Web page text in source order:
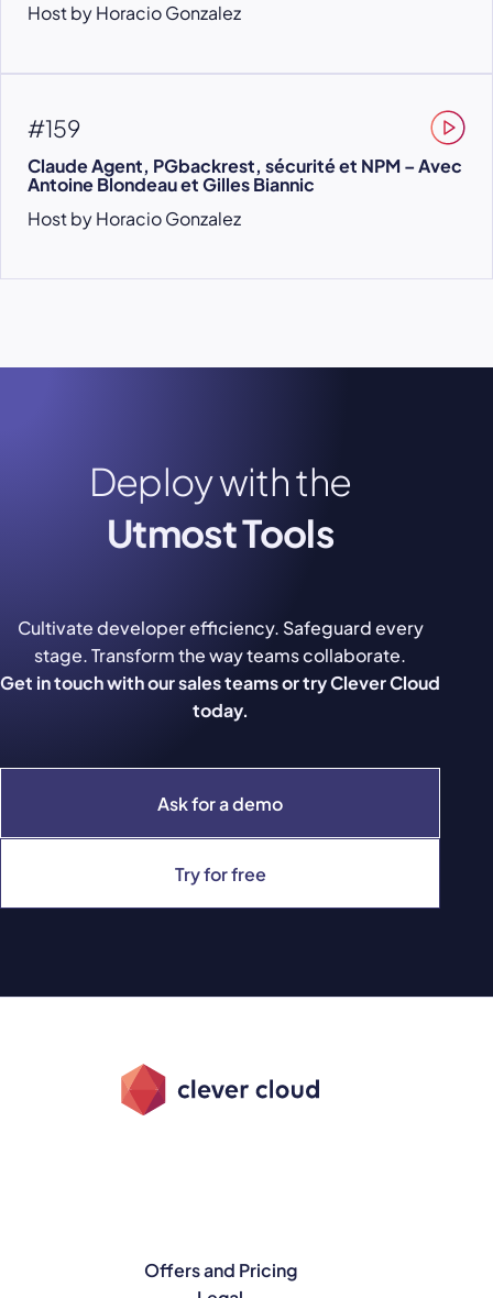
Host by Horacio Gonzalez
#159
Claude Agent, PGbackrest, sécurité et NPM – Avec
Antoine Blondeau et Gilles Biannic
Host by Horacio Gonzalez
Deploy with the
Utmost Tools
Ask for a demo
Try for free
Cultivate developer efficiency. Safeguard every
stage. Transform the way teams collaborate.
Get in touch with our sales teams or try Clever Cloud
today.
Offers and Pricing